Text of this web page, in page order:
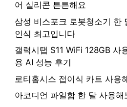
어 실리콘 튼튼해요
삼성 비스포크 로봇청소기 한
인식 최고입니다
갤럭시탭 S11 WiFi 128GB 사
용 AI 성능 후기
로티홈시스 접이식 카트 사용
아코디언 파일함 한 달 사용